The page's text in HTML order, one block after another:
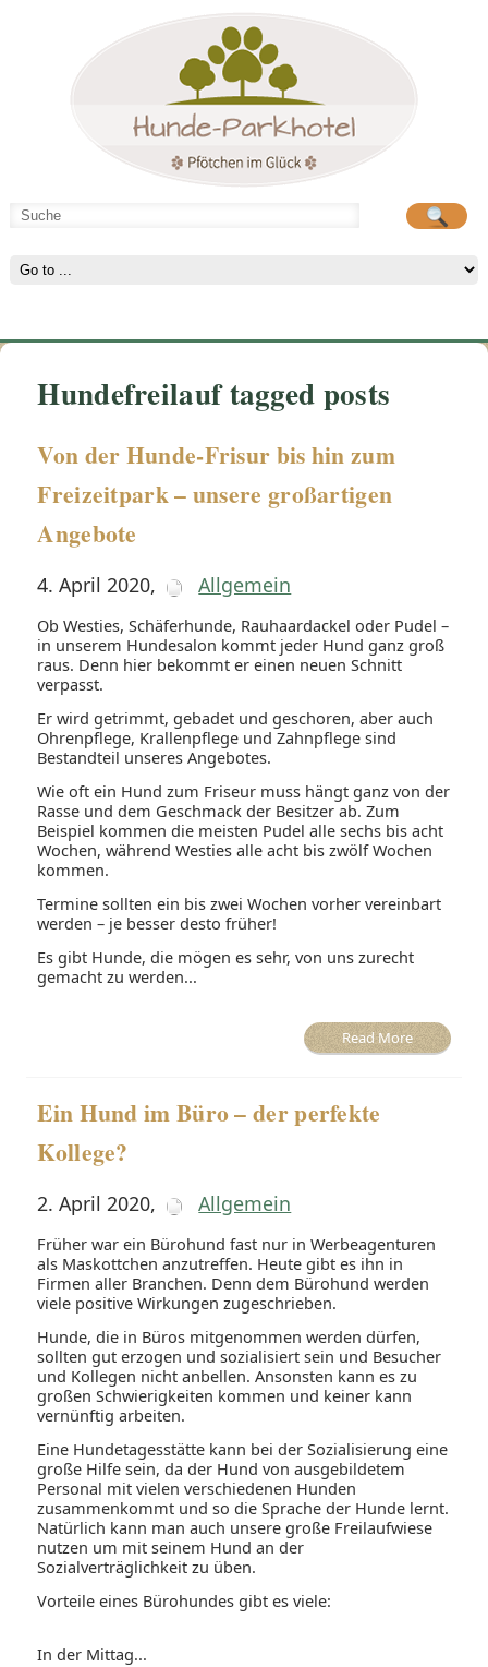
Hunde-Parkhotel
Hundefreilauf tagged posts
Von der Hunde-Frisur bis hin zum
Freizeitpark – unsere großartigen
Angebote
4. April 2020, Allgemein
Ob Westies, Schäferhunde, Rauhaardackel oder Pudel –
in unserem Hundesalon kommt jeder Hund ganz groß
raus. Denn hier bekommt er einen neuen Schnitt
verpasst.
Er wird getrimmt, gebadet und geschoren, aber auch
Ohrenpflege, Krallenpflege und Zahnpflege sind
Bestandteil unseres Angebotes.
Wie oft ein Hund zum Friseur muss hängt ganz von der
Rasse und dem Geschmack der Besitzer ab. Zum
Beispiel kommen die meisten Pudel alle sechs bis acht
Wochen, während Westies alle acht bis zwölf Wochen
kommen.
Termine sollten ein bis zwei Wochen vorher vereinbart
werden – je besser desto früher!
Es gibt Hunde, die mögen es sehr, von uns zurecht
gemacht zu werden...
Read More
Ein Hund im Büro – der perfekte
Kollege?
2. April 2020, Allgemein
Früher war ein Bürohund fast nur in Werbeagenturen
als Maskottchen anzutreffen. Heute gibt es ihn in
Firmen aller Branchen. Denn dem Bürohund werden
viele positive Wirkungen zugeschrieben.
Hunde, die in Büros mitgenommen werden dürfen,
sollten gut erzogen und sozialisiert sein und Besucher
und Kollegen nicht anbellen. Ansonsten kann es zu
großen Schwierigkeiten kommen und keiner kann
vernünftig arbeiten.
Eine Hundetagesstätte kann bei der Sozialisierung eine
große Hilfe sein, da der Hund von ausgebildetem
Personal mit vielen verschiedenen Hunden
zusammenkommt und so die Sprache der Hunde lernt.
Natürlich kann man auch unsere große Freilaufwiese
nutzen um mit seinem Hund an der
Sozialverträglichkeit zu üben.
Vorteile eines Bürohundes gibt es viele:
In der Mittag...